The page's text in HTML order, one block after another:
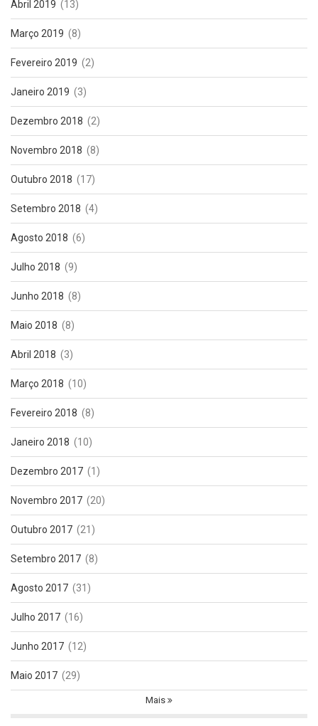
Abril 2019 (13)
Março 2019 (8)
Fevereiro 2019 (2)
Janeiro 2019 (3)
Dezembro 2018 (2)
Novembro 2018 (8)
Outubro 2018 (17)
Setembro 2018 (4)
Agosto 2018 (6)
Julho 2018 (9)
Junho 2018 (8)
Maio 2018 (8)
Abril 2018 (3)
Março 2018 (10)
Fevereiro 2018 (8)
Janeiro 2018 (10)
Dezembro 2017 (1)
Novembro 2017 (20)
Outubro 2017 (21)
Setembro 2017 (8)
Agosto 2017 (31)
Julho 2017 (16)
Junho 2017 (12)
Maio 2017 (29)
Mais